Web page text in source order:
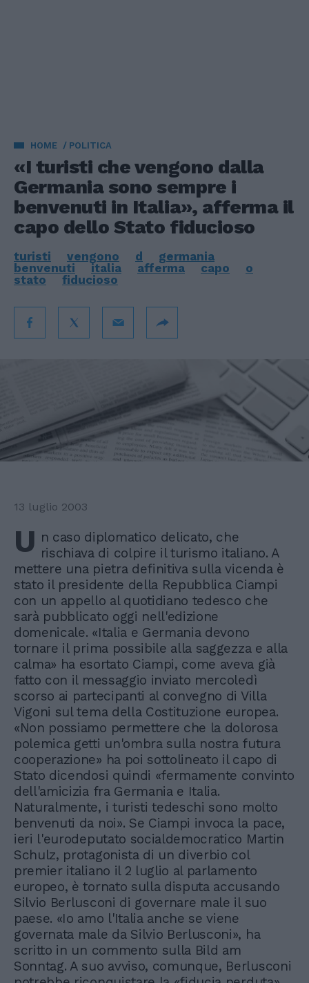
HOME POLITICA
«I turisti che vengono dalla
Germania sono sempre i
benvenuti in Italia», afferma il
capo dello Stato fiducioso
turisti vengono d
germania
benvenuti
italia afferma capo
o
stato
fiducioso
13 luglio 2003
U n caso diplomatico delicato, che
rischiava di colpire il turismo italiano. A
mettere una pietra definitiva sulla vicenda è
stato il presidente della Repubblica Ciampi
con un appello al quotidiano tedesco che
sarà pubblicato oggi nell'edizione
domenicale. «Italia e Germania devono
tornare il prima possibile alla saggezza e alla
calma» ha esortato Ciampi, come aveva già
fatto con il messaggio inviato mercoledì
scorso ai partecipanti al convegno di Villa
Vigoni sul tema della Costituzione europea.
«Non possiamo permettere che la dolorosa
polemica getti un'ombra sulla nostra futura
cooperazione» ha poi sottolineato il capo di
Stato dicendosi quindi «fermamente convinto
dell'amicizia fra Germania e Italia.
Naturalmente, i turisti tedeschi sono molto
benvenuti da noi». Se Ciampi invoca la pace,
ieri l'eurodeputato socialdemocratico Martin
Schulz, protagonista di un diverbio col
premier italiano il 2 luglio al parlamento
europeo, è tornato sulla disputa accusando
Silvio Berlusconi di governare male il suo
paese. «Io amo l'Italia anche se viene
governata male da Silvio Berlusconi», ha
scritto in un commento sulla Bild am
Sonntag. A suo avviso, comunque, Berlusconi